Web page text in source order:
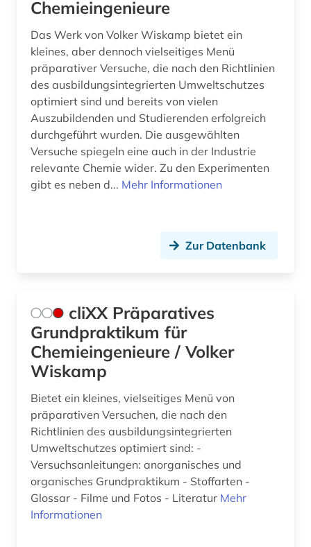
Chemieingenieure
Das Werk von Volker Wiskamp bietet ein
kleines, aber dennoch vielseitiges Menü
präparativer Versuche, die nach den Richtlinien
des ausbildungsintegrierten Umweltschutzes
optimiert sind und bereits von vielen
Auszubildenden und Studierenden erfolgreich
durchgeführt wurden. Die ausgewählten
Versuche spiegeln eine auch in der Industrie
relevante Chemie wider. Zu den Experimenten
gibt es neben d... Mehr Informationen
Zur Datenbank
cliXX Präparatives
Grundpraktikum für
Chemieingenieure / Volker
Wiskamp
Bietet ein kleines, vielseitiges Menü von
präparativen Versuchen, die nach den
Richtlinien des ausbildungsintegrierten
Umweltschutzes optimiert sind: -
Versuchsanleitungen: anorganisches und
organisches Grundpraktikum - Stoffarten -
Glossar - Filme und Fotos - Literatur Mehr
Informationen